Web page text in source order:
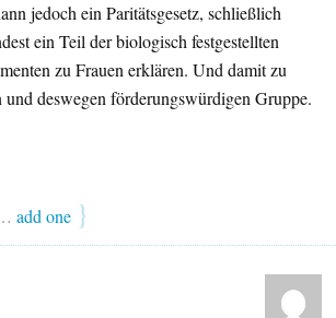
jedoch ein Paritätsgesetz, schließlich
ein Teil der biologisch festgestellten
zu Frauen erklären. Und damit zu
und deswegen förderungswürdigen Gruppe.
add one }